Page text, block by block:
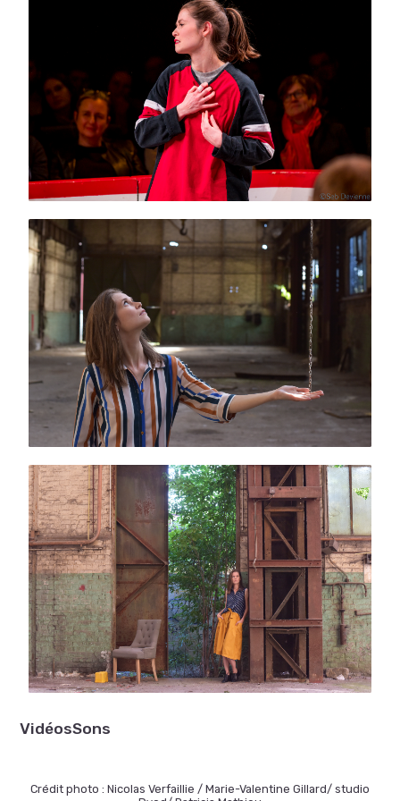
VidéosSons
Crédit photo : Nicolas Verfaillie / Marie-Valentine Gillard/ studio